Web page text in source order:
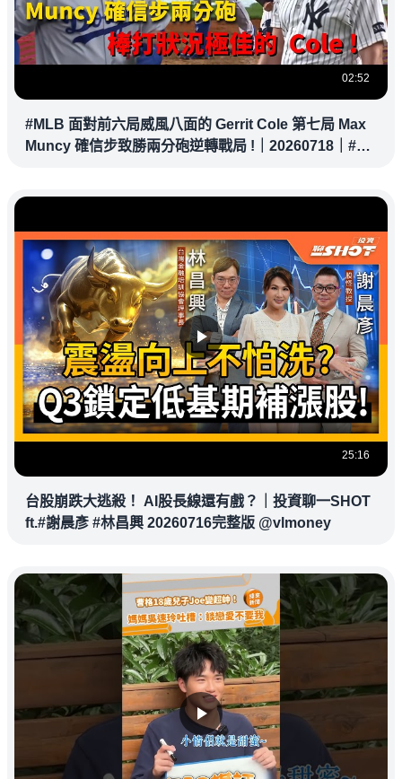
02:52
#MLB 面對前六局威風八面的 Gerrit Cole 第七局 Max
Muncy 確信步致勝兩分砲逆轉戰局 !｜20260718｜#洛
25:16
台股崩跌大逃殺！ AI股長線還有戲？｜投資聊一SHOT
ft.#謝晨彥 #林昌興 20260716完整版 @vlmoney